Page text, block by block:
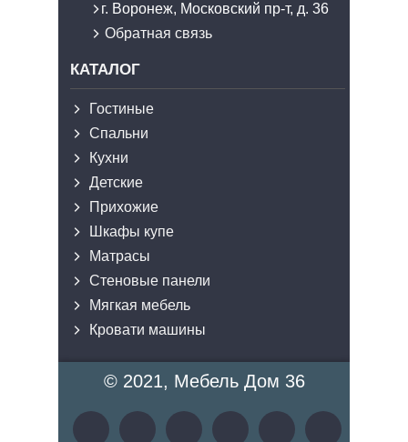
г. Воронеж, Московский пр-т, д. 36
Обратная связь
КАТАЛОГ
Гостиные
Спальни
Кухни
Детские
Прихожие
Шкафы купе
Матрасы
Стеновые панели
Мягкая мебель
Кровати машины
© 2021, Мебель Дом 36